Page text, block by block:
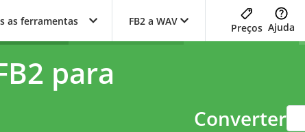
as ferramentas FB2 a WAV
Preços Ajuda
para
Converter